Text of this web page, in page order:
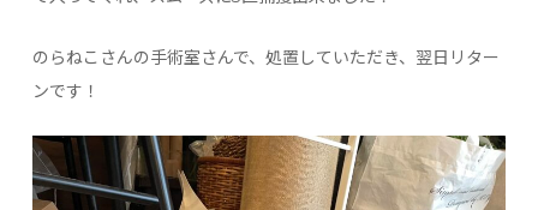
のらねこさんの手術室さんで、処置していただき、翌日リター
ンです！